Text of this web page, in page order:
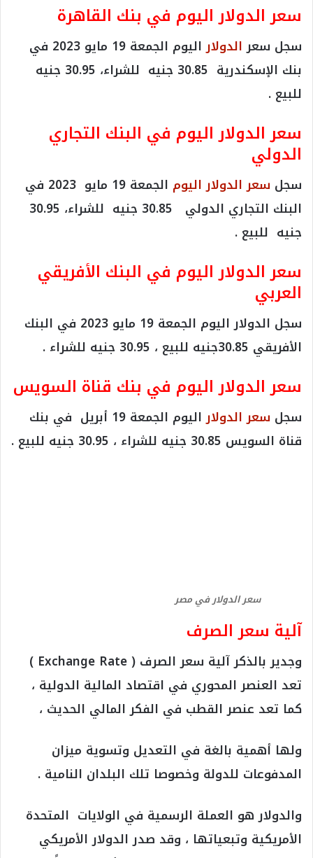
سعر الدولار اليوم في بنك القاهرة
سجل سعرالدولار
اليوم الجمعة 19 مايو 2023 في
بنك الإسكندرية 30.85 جنيه للشراء، 30.95 جنيه
للبيع .
سعر الدولار اليوم في البنك التجاري
الدولي
سجل سعر الدولار اليوم
الجمعة 19 مايو 2023 في
البنك التجاري الدولي 30.85 جنيه للشراء، 30.95
جنيه للبيع .
سعر الدولار اليوم في البنك الأفريقي
العربي
سجل الدولار اليوم الجمعة 19 مايو 2023 في البنك
الأفريقي 30.85جنيه للبيع ، 30.95 جنيه للشراء .
سعر الدولار اليوم في بنك قناة السويس
سجل سعر الدولار
اليوم الجمعة 19 أبريل في بنك
قناة السويس 30.85 جنيه للشراء ، 30.95 جنيه للبيع .
سعر الدولار في مصر
آلية سعر الصرف
وجدير بالذكر آلية سعر الصرف ( Exchange Rate )
تعد العنصر المحوري في اقتصاد المالية الدولية ،
كما تعد عنصر القطب في الفكر المالي الحديث ،
ولها أهمية بالغة في التعديل وتسوية ميزان
المدفوعات للدولة وخصوصا تلك البلدان النامية .
والدولار هو العملة الرسمية في الولايات المتحدة
الأمريكية وتبعياتها ، وقد صدر الدولار الأمريكي